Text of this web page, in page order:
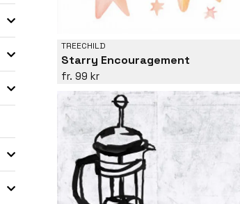
TREECHILD
Starry Encouragement
99 kr